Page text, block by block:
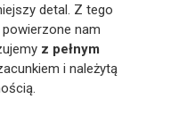
detal. Z tego
nam
z pełnym
i należytą